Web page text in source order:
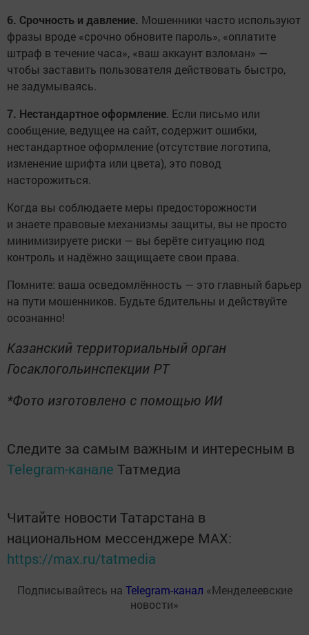
6. Срочность и давление. Мошенники часто используют
фразы вроде «срочно обновите пароль», «оплатите
штраф в течение часа», «ваш аккаунт взломан» —
чтобы заставить пользователя действовать быстро,
не задумываясь.
7. Нестандартное оформление. Если письмо или
сообщение, ведущее на сайт, содержит ошибки,
нестандартное оформление (отсутствие логотипа,
изменение шрифта или цвета), это повод
насторожиться.
Когда вы соблюдаете меры предосторожности
и знаете правовые механизмы защиты, вы не просто
минимизируете риски — вы берёте ситуацию под
контроль и надёжно защищаете свои права.
Помните: ваша осведомлённость — это главный барьер
на пути мошенников. Будьте бдительны и действуйте
осознанно!
Казанский территориальный орган
Госаклогольинспекции РТ
*Фото изготовлено с помощью ИИ
Следите за самым важным и интересным в
Telegram-канале Татмедиа
Читайте новости Татарстана в
национальном мессенджере MАХ:
https://max.ru/tatmedia
Подписывайтесь на Telegram-канал «Менделеевские
новости»